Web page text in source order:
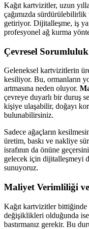
Kağıt kartvizitler, uzun
çağımızda
getiriyor. Dijitalleşme, iş
profesyonel ağ kurma
Çevresel
Geleneksel kartvizitlerin
kesiliyor. Bu, ormanların
artmasına neden oluyor.
çevreye duyarlı bir duruş
kişiye ulaşabilir, doğayı
bulunabilirsiniz.
Sadece ağaçların
üretim, baskı ve nakliye
israfının da önüne
gelecek için dijitalleşmeyi
sunuyoruz.
Maliyet Verimliliği
Kağıt kartvizitler bittiğinde
değişiklikleri olduğunda
bastırmanız gerekir. Bu